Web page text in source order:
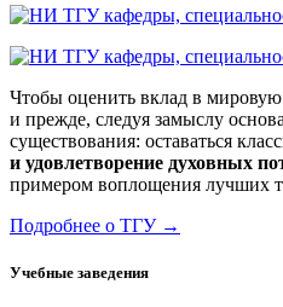
Чтобы оценить вклад в мировую
и прежде, следуя замыслу
существования: оставаться
и удовлетворение духовных
примером воплощения лучших
Подробнее о ТГУ →
Учебные заведения